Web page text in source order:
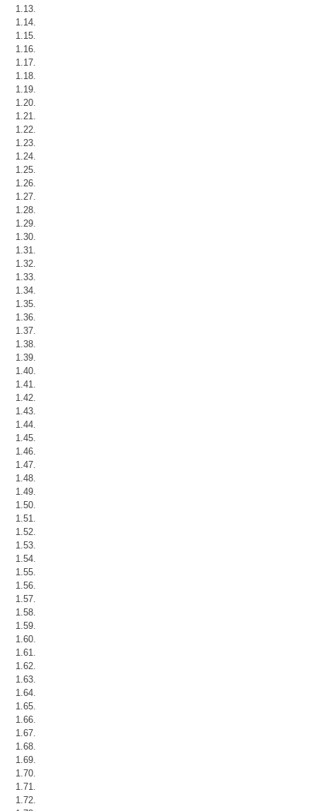
1.13.
1.14.
1.15.
1.16.
1.17.
1.18.
1.19.
1.20.
1.21.
1.22.
1.23.
1.24.
1.25.
1.26.
1.27.
1.28.
1.29.
1.30.
1.31.
1.32.
1.33.
1.34.
1.35.
1.36.
1.37.
1.38.
1.39.
1.40.
1.41.
1.42.
1.43.
1.44.
1.45.
1.46.
1.47.
1.48.
1.49.
1.50.
1.51.
1.52.
1.53.
1.54.
1.55.
1.56.
1.57.
1.58.
1.59.
1.60.
1.61.
1.62.
1.63.
1.64.
1.65.
1.66.
1.67.
1.68.
1.69.
1.70.
1.71.
1.72.